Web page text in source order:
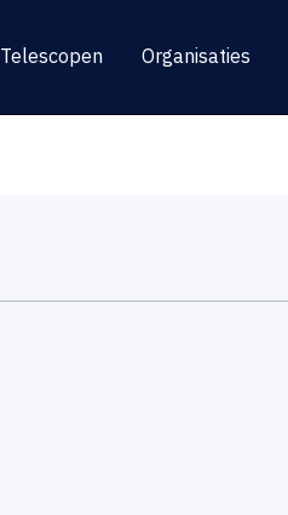
Telescopen Organisaties